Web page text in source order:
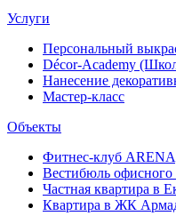
Услуги
Персональный
Décor-Academy
Нанесение
Мастер-класс
Объекты
Фитнес-клуб
Вестибюль офисного
Частная квартира в
Квартира в ЖК